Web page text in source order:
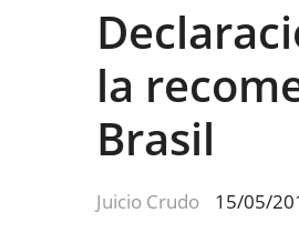
la
Brasil
Juicio Crudo 15/05/